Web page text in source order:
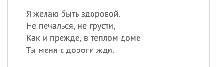
Я желаю быть здоровой.
Не печалься, не грусти,
Как и прежде, в теплом доме
Ты меня с дороги жди.
,Еще